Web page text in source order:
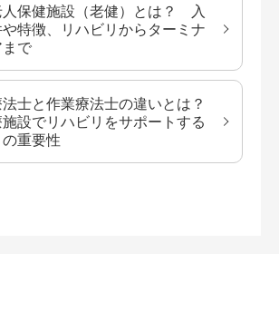
人保健施設（老健）とは？ 入
や特徴、リハビリからターミナ
まで
士と作業療法士の違いとは？
設でリハビリをサポートする
重要性